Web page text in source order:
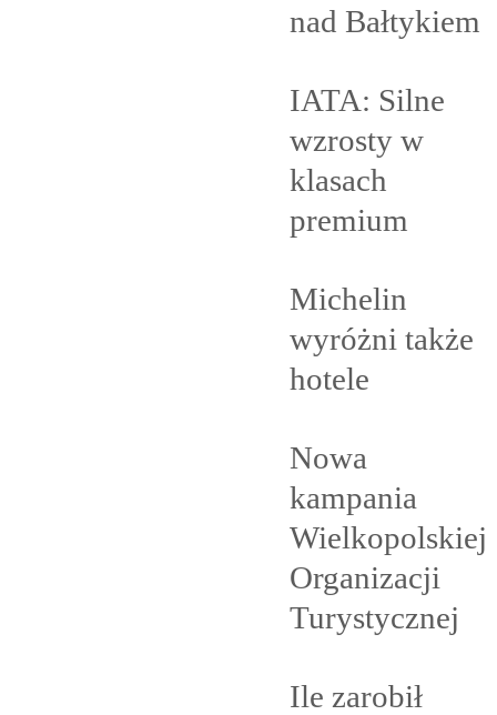
nad Bałtykiem
IATA: Silne
wzrosty w
klasach
premium
Michelin
wyróżni także
hotele
Nowa
kampania
Wielkopolskiej
Organizacji
Turystycznej
Ile zarobił